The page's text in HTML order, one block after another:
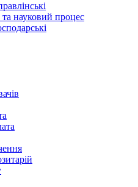
науковий процес